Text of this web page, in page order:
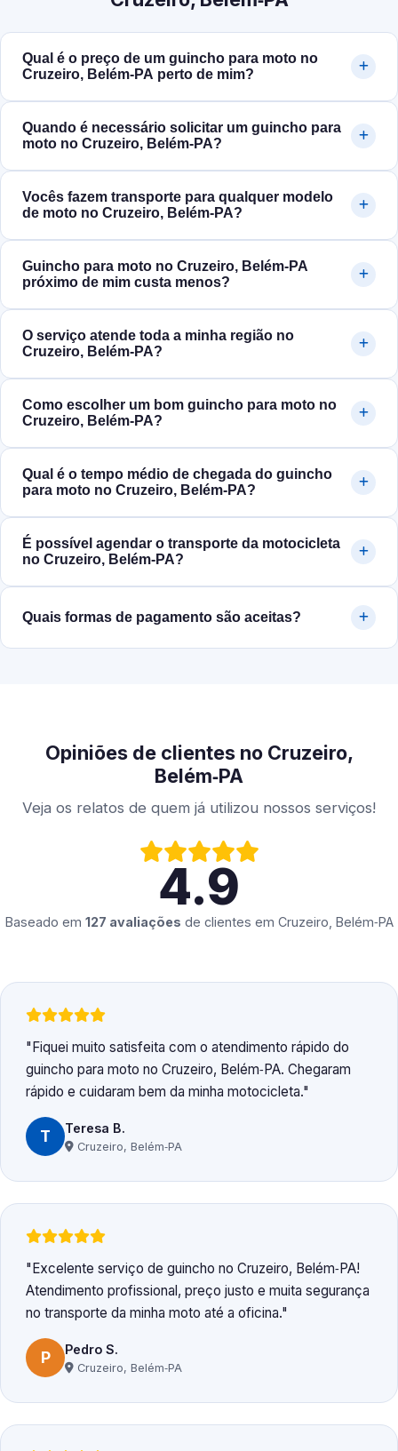
Qual é o preço de um guincho para moto no
Cruzeiro, Belém‑PA perto de mim?
Quando é necessário solicitar um guincho para
moto no Cruzeiro, Belém‑PA?
Vocês fazem transporte para qualquer modelo
de moto no Cruzeiro, Belém‑PA?
Guincho para moto no Cruzeiro, Belém‑PA
próximo de mim custa menos?
O serviço atende toda a minha região no
Cruzeiro, Belém‑PA?
Como escolher um bom guincho para moto no
Cruzeiro, Belém‑PA?
Qual é o tempo médio de chegada do guincho
para moto no Cruzeiro, Belém‑PA?
É possível agendar o transporte da motocicleta
no Cruzeiro, Belém‑PA?
Quais formas de pagamento são aceitas?
Opiniões de clientes no Cruzeiro,
Belém‑PA
Veja os relatos de quem já utilizou nossos serviços!
4.9
Baseado em 127 avaliações de clientes em Cruzeiro, Belém‑PA
Fiquei muito satisfeita com o atendimento rápido do
guincho para moto no Cruzeiro, Belém‑PA. Chegaram
rápido e cuidaram bem da minha motocicleta.
T Teresa B.
Cruzeiro, Belém‑PA
Excelente serviço de guincho no Cruzeiro, Belém‑PA!
Atendimento profissional, preço justo e muita segurança
no transporte da minha moto até a oficina.
P Pedro S.
Cruzeiro, Belém‑PA